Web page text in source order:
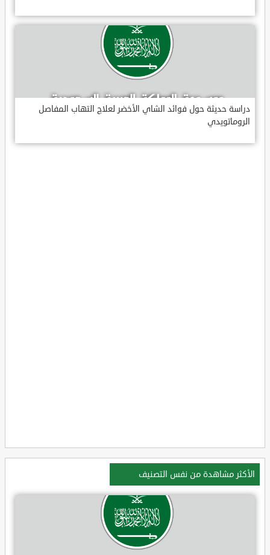
دراسة حديثة حول فوائد الشاي الأخضر لعلاج التهاب المفاصل
الروماتويدي
الأكثر مشاهدة من نفس التصنيف